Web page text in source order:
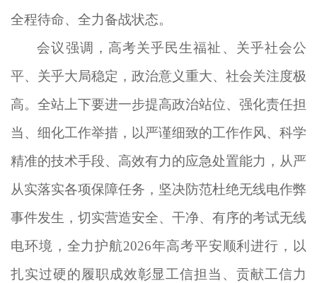
全程待命、全力备战状态。
会议强调，高考关乎民生福祉、关乎社会公
平、关乎大局稳定，政治意义重大、社会关注度极
高。全站上下要进一步提高政治站位、强化责任担
当、细化工作举措，以严谨细致的工作作风、科学
精准的技术手段、高效有力的应急处置能力，从严
从实落实各项保障任务，坚决防范杜绝无线电作弊
事件发生，切实营造安全、干净、有序的考试无线
电环境，全力护航2026年高考平安顺利进行，以
扎实过硬的履职成效彰显工信担当、贡献工信力